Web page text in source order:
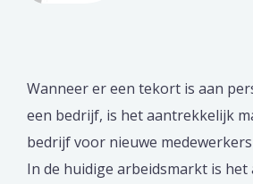
Wanneer er een tekort is aan
een bedrijf, is het aantrekkelijk
bedrijf voor nieuwe
In de huidige arbeidsmarkt is